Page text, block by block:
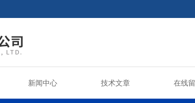
新闻中心 技术文章 在线